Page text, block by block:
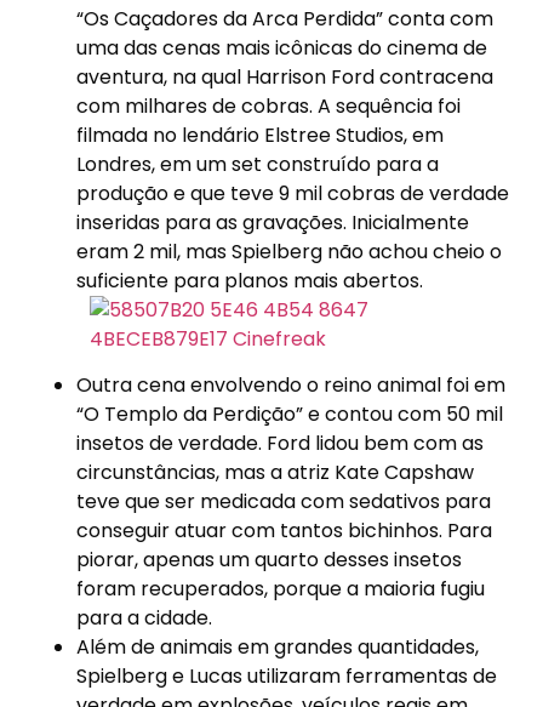
“Os Caçadores da Arca Perdida” conta com
uma das cenas mais icônicas do cinema de
aventura, na qual Harrison Ford contracena
com milhares de cobras. A sequência foi
filmada no lendário Elstree Studios, em
Londres, em um set construído para a
produção e que teve 9 mil cobras de verdade
inseridas para as gravações. Inicialmente
eram 2 mil, mas Spielberg não achou cheio o
suficiente para planos mais abertos.
Outra cena envolvendo o reino animal foi em
“O Templo da Perdição” e contou com 50 mil
insetos de verdade. Ford lidou bem com as
circunstâncias, mas a atriz Kate Capshaw
teve que ser medicada com sedativos para
conseguir atuar com tantos bichinhos. Para
piorar, apenas um quarto desses insetos
foram recuperados, porque a maioria fugiu
para a cidade.
Além de animais em grandes quantidades,
Spielberg e Lucas utilizaram ferramentas de